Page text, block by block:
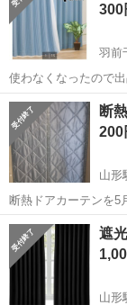
出荷業務◇ ＊大手メ
300
羽前
使わなくなったので
イズは画像に貼って
山形 山形市
カーテン
断
200
山形
断熱ドアカーテンを5月下旬にお
ックテープはありません
に来てくれる方のみです。
磁気断...
山形 山形市
遮
山形